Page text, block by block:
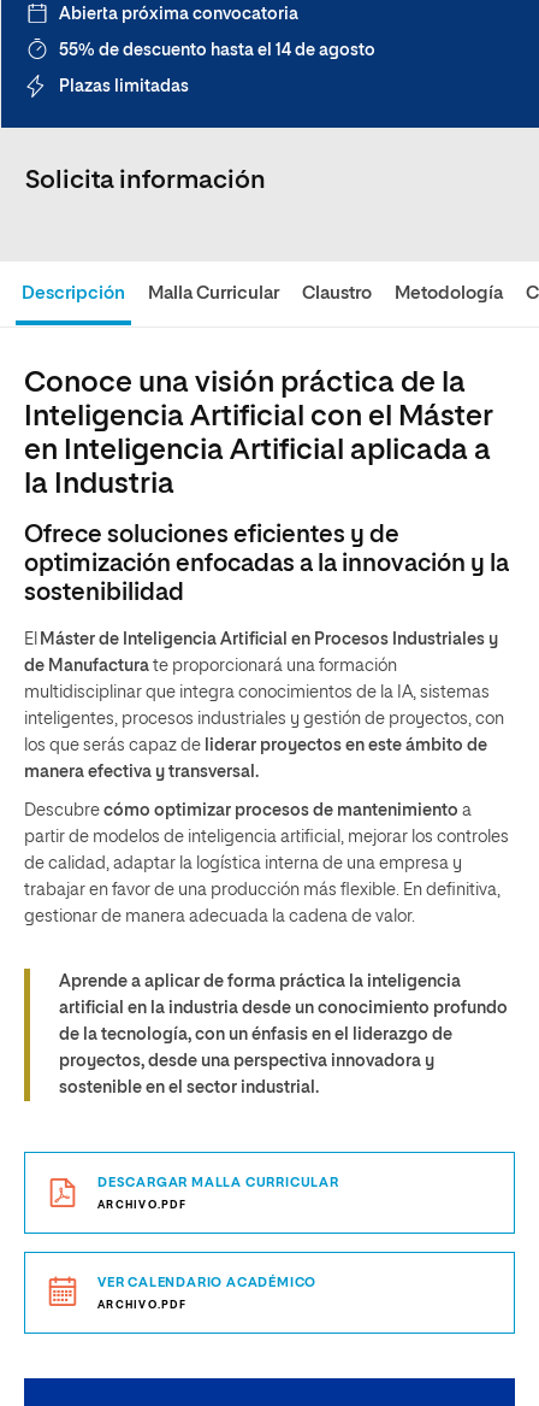
Descripción Malla Curricular Claustro Metodología
Conoce una visión práctica de la
Inteligencia Artificial con el Máster
en Inteligencia Artificial aplicada a
la Industria
Ofrece soluciones eficientes y de
optimización enfocadas a la innovación y la
sostenibilidad
El Máster de Inteligencia Artificial en Procesos Industriales y
de Manufactura te proporcionará una formación
multidisciplinar que integra conocimientos de la IA, sistemas
inteligentes, procesos industriales y gestión de proyectos, con
los que serás capaz de liderar proyectos en este ámbito de
manera efectiva y transversal.
Descubre cómo optimizar procesos de mantenimiento a
partir de modelos de inteligencia artificial, mejorar los controles
de calidad, adaptar la logística interna de una empresa y
trabajar en favor de una producción más flexible. En definitiva,
gestionar de manera adecuada la cadena de valor.
Aprende a aplicar de forma práctica la inteligencia
artificial en la industria desde un conocimiento profundo
de la tecnología, con un énfasis en el liderazgo de
proyectos, desde una perspectiva innovadora y
sostenible en el sector industrial.
DESCARGAR MALLA CURRICULAR
ARCHIVO.PDF
VER CALENDARIO ACADÉMICO
ARCHIVO.PDF
Abierta próxima convocatoria
55% de descuento hasta el 14 de agosto
Plazas limitadas
Solicita información